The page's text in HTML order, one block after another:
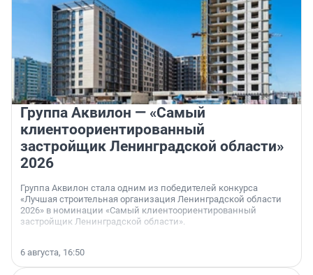
Группа Аквилон — «Самый
клиентоориентированный
застройщик Ленинградской области»
2026
Группа Аквилон стала одним из победителей конкурса
«Лучшая строительная организация Ленинградской области
2026» в номинации «Самый клиентоориентированный
застройщик Ленинградской области».
6 августа, 16:50